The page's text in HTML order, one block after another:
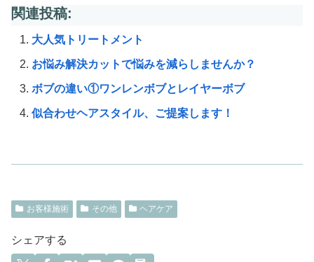
関連投稿:
大人気トリートメント
お悩み解決カットで悩みを減らしませんか？
ボブの違い①ワンレンボブとレイヤーボブ
似合わせヘアスタイル、ご提案します！
お客様施術 その他 ヘアケア
シェアする